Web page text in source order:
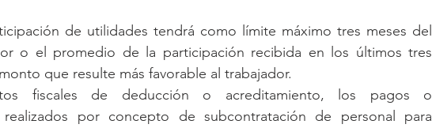
de utilidades tendrá como límite máximo tres meses del
o el promedio de la participación recibida en los últimos tres
que resulte más favorable al trabajador.
fiscales de deducción o acreditamiento, los pagos o
realizados por concepto de subcontratación de personal para